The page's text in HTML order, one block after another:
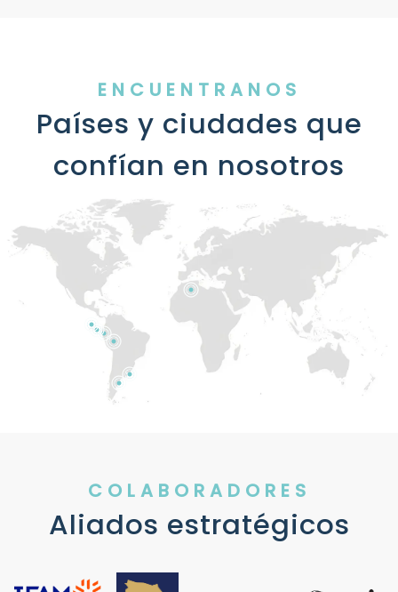
ENCUENTRANOS
Países y ciudades que
confían en nosotros
COLABORADORES
Aliados estratégicos